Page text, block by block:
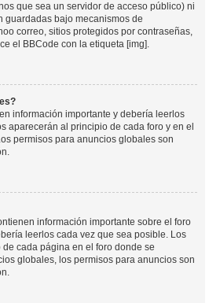
que sea un servidor de acceso público) ni
guardadas bajo mecanismos de
correo, sitios protegidos por contraseñas,
el BBCode con la etiqueta [img].
información importante y debería leerlos
aparecerán al principio de cada foro y en el
permisos para anuncios globales son
información importante sobre el foro
leerlos cada vez que sea posible. Los
cada página en el foro donde se
globales, los permisos para anuncios son